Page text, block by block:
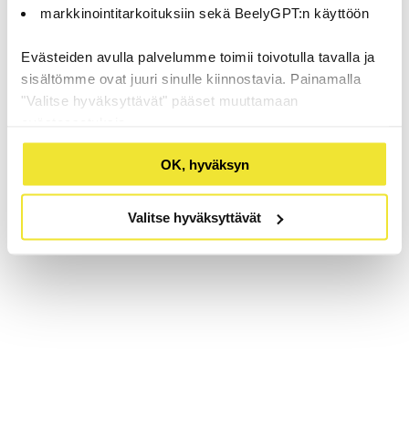
markkinointitarkoituksiin sekä BeelyGPT:n käyttöön
Evästeiden avulla palvelumme toimii toivotulla tavalla ja
sisältömme ovat juuri sinulle kiinnostavia. Painamalla
"Valitse hyväksyttävät" pääset muuttamaan
OK, hyväksyn
Valitse hyväksyttävät